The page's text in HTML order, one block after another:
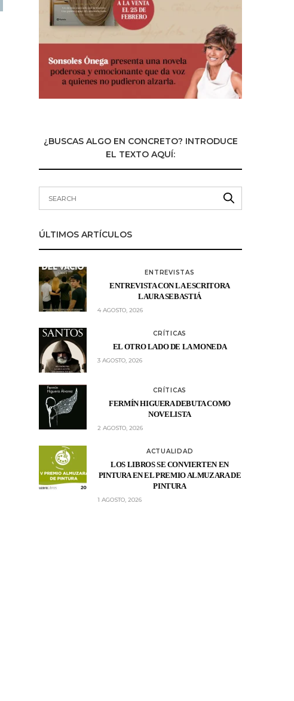
¿BUSCAS ALGO EN CONCRETO? INTRODUCE
EL TEXTO AQUÍ:
ÚLTIMOS ARTÍCULOS
ENTREVISTAS
ENTREVISTA CON LA ESCRITORA
LAURA SEBASTIÁ
4 AGOSTO, 2026
CRÍTICAS
EL OTRO LADO DE LA MONEDA
3 AGOSTO, 2026
CRÍTICAS
FERMÍN HIGUERA DEBUTA COMO
NOVELISTA
2 AGOSTO, 2026
ACTUALIDAD
LOS LIBROS SE CONVIERTEN EN
PINTURA EN EL PREMIO ALMUZARA DE
PINTURA
1 AGOSTO, 2026